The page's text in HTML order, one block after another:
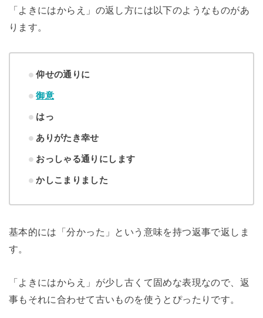
「よきにはからえ」の返し方には以下のようなものがあ
ります。
仰せの通りに
御意
はっ
ありがたき幸せ
おっしゃる通りにします
かしこまりました
基本的には「分かった」という意味を持つ返事で返しま
す。
「よきにはからえ」が少し古くて固めな表現なので、返
事もそれに合わせて古いものを使うとぴったりです。